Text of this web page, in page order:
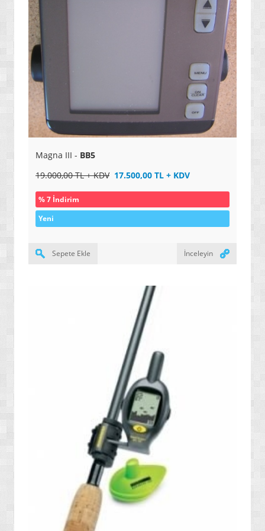
» YENİ NESİL PROJEKSİYONLAR
» OKUYAN KALEMLER
» 3D YAZICILAR
» SES KAYIT CİHAZLARI
» MP3 ÇALARLAR
» SARJ ETME SİSTEMLERİ
» UYDU TAKİP CİHAZLARI VE KONTROL SİSTEMLERİ
» UYDU ALICI / AKILLI KUMANDALAR
Magna III - BB5
19.000,00 TL + KDV 17.500,00 TL + KDV
% 7 İndirim
Yeni
Sepete Ekle İnceleyin